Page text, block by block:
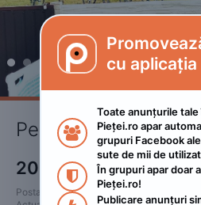
200 RON
Postat
2024. august 1.
cu

Toate anunțurile
Pieței.ro apar
grupuri Facebook
sute de mii de

În grupuri apar doar
Pieței.ro!
Publicare anunțuri